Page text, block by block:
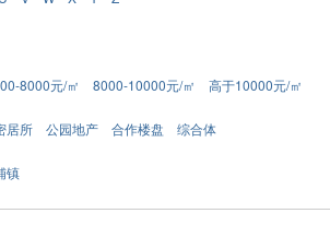
8000元/㎡ 8000-10000元/㎡ 高于10000元/㎡
居所 公园地产 合作楼盘 综合体
镇